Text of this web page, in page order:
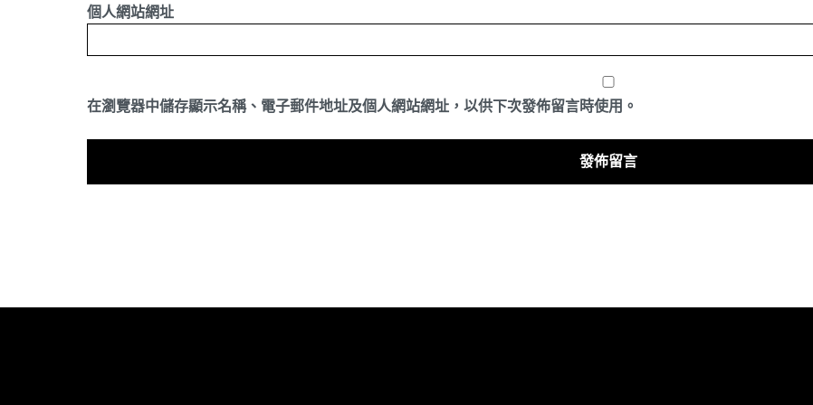
個人網站網址
在瀏覽器中儲存顯示名稱、電子郵件地址及個人網站網址，以供下次發佈留言時使用。